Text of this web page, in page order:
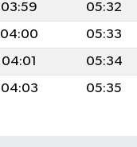
03:59 05:32
04:00 05:33
04:01 05:34
04:03 05:35